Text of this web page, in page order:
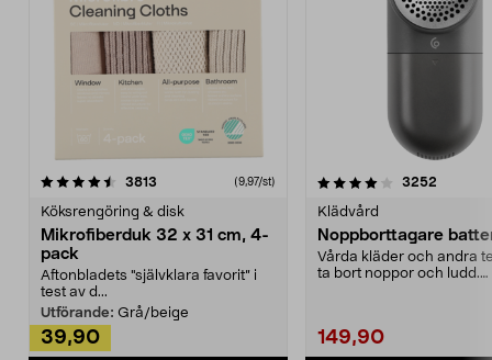
3813 (9,97/st)
Köksrengöring & disk
Mikrofiberduk 32 x 31 cm, 4-
pack
Aftonbladets "självklara favorit” i
test av d...
Utförande: Grå/beige
39,90
4.0av 5 stjärnor 3252
Klädvård
Noppborttagare
Vårda kläder och andra
ta bort noppor och ludd.
149,90
4.5av 5 stjärnor